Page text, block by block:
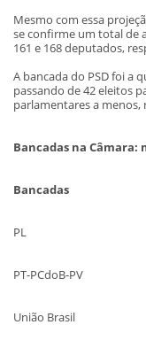
Mesmo com essa
se confirme um total de
161 e 168 deputados,
A bancada do PSD foi a
passando de 42 eleitos
parlamentares a menos,
Bancadas na Câmara:
Bancadas
PL
PT-PCdoB-PV
União Brasil